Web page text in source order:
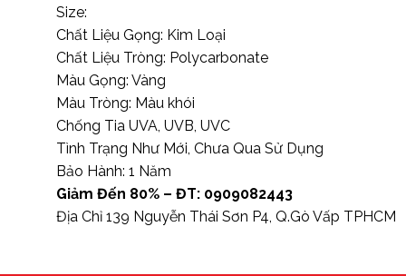
Size:
Chất Liệu Gọng: Kim Loại
Chất Liệu Tròng: Polycarbonate
Màu Gọng: Vàng
Màu Tròng: Màu khói
Chống Tia UVA, UVB, UVC
Tình Trạng Như Mới, Chưa Qua Sử Dụng
Bảo Hành: 1 Năm
Giảm Đến 80% – ĐT: 0909082443
Địa Chỉ 139 Nguyễn Thái Sơn P4, Q.Gò Vấp TPHCM